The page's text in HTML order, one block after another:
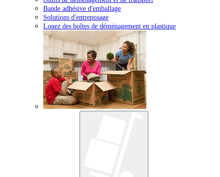
Bande adhésive d'emballage
Solutions d'entreposage
Louez des boîtes de déménagement en plastique